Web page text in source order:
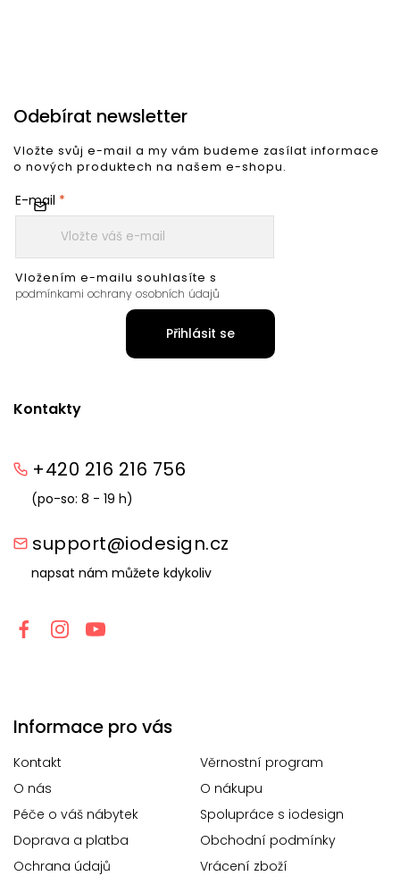
Kontakty
+420 216 216 756
(po-so: 8 - 19 h)
support@iodesign.cz
napsat nám můžete kdykoliv
Informace pro vás
Kontakt
Věrnostní program
O nás
O nákupu
Péče o váš nábytek
Spolupráce s iodesign
Doprava a platba
Obchodní podmínky
Ochrana údajů
Vrácení zboží
Odebírat newsletter
Vložte svůj e-mail a my vám budeme zasílat informace
o nových produktech na našem e-shopu.
E-mail
Vložením e-mailu souhlasíte s
podmínkami ochrany osobních údajů
Přihlásit se